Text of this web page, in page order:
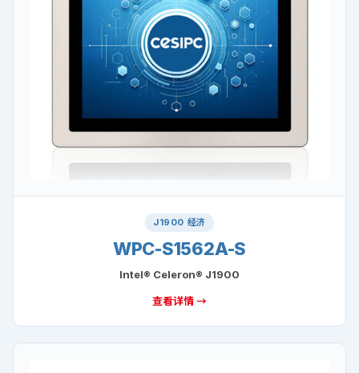
J1900 经济
WPC-S1562A-S
Intel® Celeron® J1900
查看详情 →